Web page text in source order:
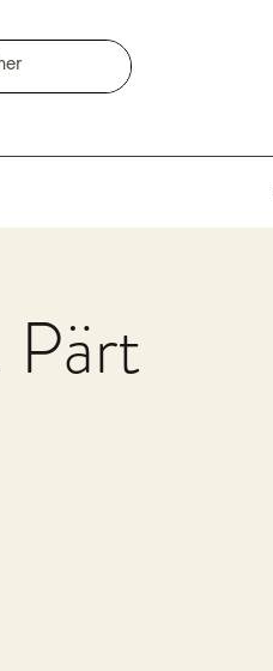
Pärt